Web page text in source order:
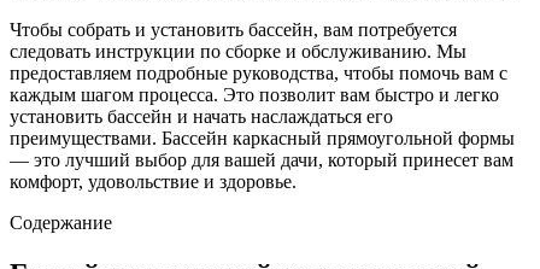
Чтобы собрать и установить бассейн, вам потребуется
следовать инструкции по сборке и обслуживанию. Мы
предоставляем подробные руководства, чтобы помочь вам с
каждым шагом процесса. Это позволит вам быстро и легко
установить бассейн и начать наслаждаться его
преимуществами. Бассейн каркасный прямоугольной формы
— это лучший выбор для вашей дачи, который принесет вам
комфорт, удовольствие и здоровье.
Содержание